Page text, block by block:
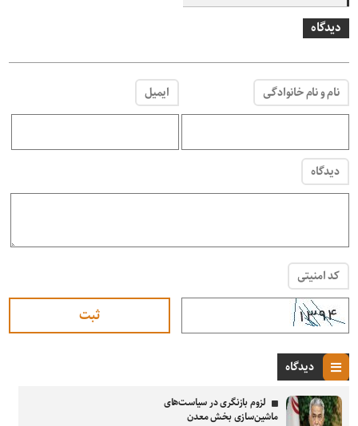
دیدگاه
نام و نام خانوادگی ایمیل
دیدگاه
کد امنیتی
دیدگاه
لزوم بازنگری در سیاست‌های
ماشین‌سازی بخش معدن